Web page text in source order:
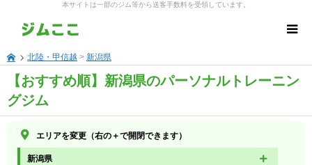
本サイトは一部のジム等から送客手数料を受領しています。
北陸・甲信越 >新潟県
【おすすめ順】新潟県のパーソナルトレーニン
グジム
エリアを変更（右の＋で開閉できます）
新潟県